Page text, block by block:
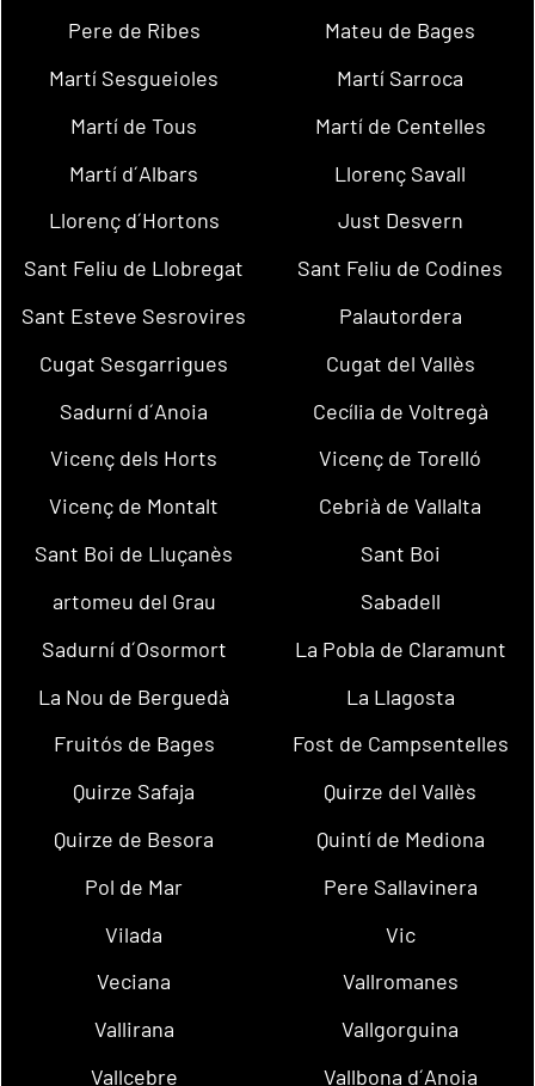
Pere de Ribes
Mateu de Bages
Martí Sesgueioles
Martí Sarroca
Martí de Tous
Martí de Centelles
Martí d´Albars
Llorenç Savall
Llorenç d´Hortons
Just Desvern
Sant Feliu de Llobregat
Sant Feliu de Codines
Sant Esteve Sesrovires
Palautordera
Cugat Sesgarrigues
Cugat del Vallès
Sadurní d´Anoia
Cecília de Voltregà
Vicenç dels Horts
Vicenç de Torelló
Vicenç de Montalt
Cebrià de Vallalta
Sant Boi de Lluçanès
Sant Boi
artomeu del Grau
Sabadell
Sadurní d´Osormort
La Pobla de Claramunt
La Nou de Berguedà
La Llagosta
Fruitós de Bages
Fost de Campsentelles
Quirze Safaja
Quirze del Vallès
Quirze de Besora
Quintí de Mediona
Pol de Mar
Pere Sallavinera
Vilada
Vic
Veciana
Vallromanes
Vallirana
Vallgorguina
Vallcebre
Vallbona d´Anoia